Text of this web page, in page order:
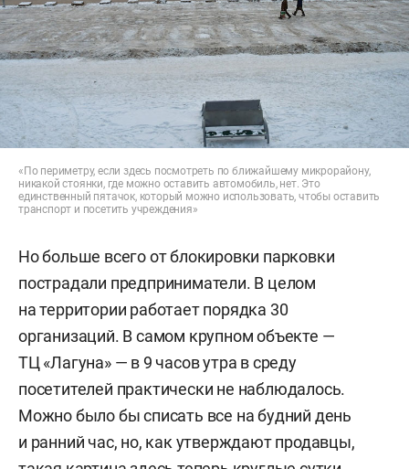
«По периметру, если здесь посмотреть по ближайшему микрорайону,
никакой стоянки, где можно оставить автомобиль, нет. Это
единственный пятачок, который можно использовать, чтобы оставить
транспорт и посетить учреждения»
Но больше всего от блокировки парковки
пострадали предприниматели. В целом
на территории работает порядка 30
организаций. В самом крупном объекте —
ТЦ «Лагуна» — в 9 часов утра в среду
посетителей практически не наблюдалось.
Можно было бы списать все на будний день
и ранний час, но, как утверждают продавцы,